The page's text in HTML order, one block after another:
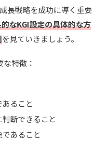
長戦略を成功に導く重要
なKGI設定の具体的な方
を見ていきましょう。
特徴：
ること
断できること
あること